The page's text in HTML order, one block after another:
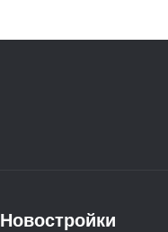
Новостройки